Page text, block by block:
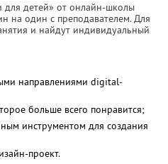
для детей» от онлайн-школы
на один с преподавателем. Для
и найдут индивидуальный
направлениями digital-
больше всего понравится;
инструментом для создания
проект.